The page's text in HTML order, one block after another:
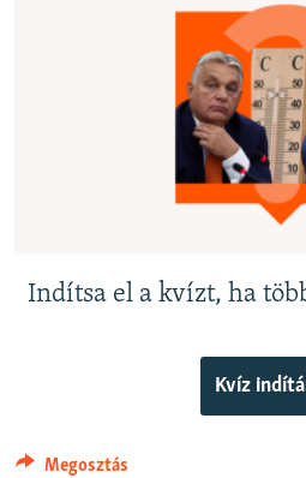
A MÚLT TANULSÁGAI
Indítsa el a kvízt, ha
Kvíz
Megosztás